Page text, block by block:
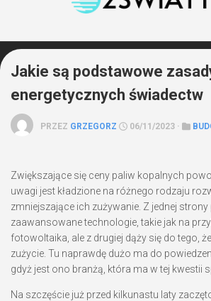
Jakie są podstawowe
energetycznych świadectw
PRZEZ GRZEGORZ 06/11/2023 ·
Zwiększające się ceny paliw kopalnych
uwagi jest kładzione na różnego rodzaju
zmniejszające ich zużywanie. Z jednej
zaawansowane technologie, takie jak na
fotowoltaika, ale z drugiej dąży się do tego,
zużycie. Tu naprawdę dużo ma do
gdyż jest ono branżą, która ma w tej kwestii
Na szczęście już przed kilkunastu laty